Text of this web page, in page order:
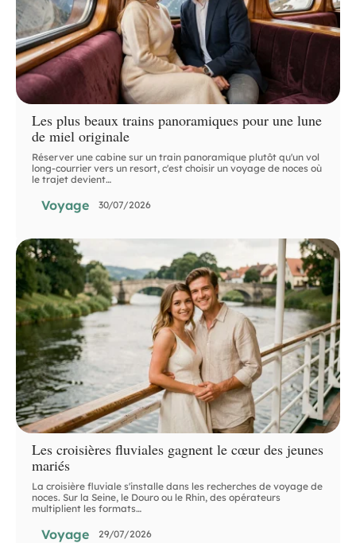
Les plus beaux trains panoramiques pour une lune
de miel originale
Réserver une cabine sur un train panoramique plutôt qu'un vol
long-courrier vers un resort, c'est choisir un voyage de noces où
le trajet devient…
Voyage 30/07/2026
Les croisières fluviales gagnent le cœur des jeunes
mariés
La croisière fluviale s'installe dans les recherches de voyage de
noces. Sur la Seine, le Douro ou le Rhin, des opérateurs
multiplient les formats…
Voyage 29/07/2026